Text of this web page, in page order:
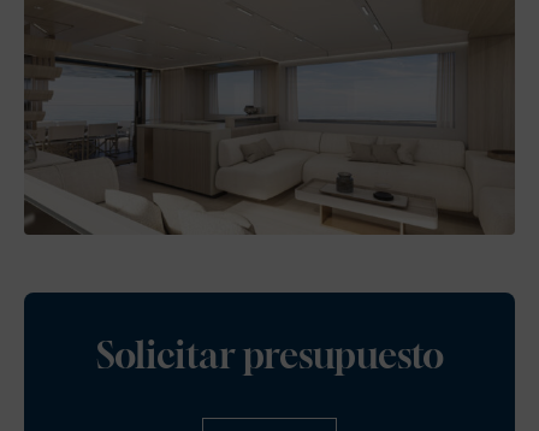
Solicitar presupuesto